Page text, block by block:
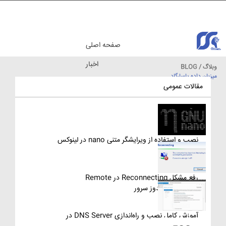
وبلاگ / BLOG
میزبان داده پاسارگاد
صفحه اصلی
اخبار
مقالات عمومی
نصب و استفاده از ویرایشگر متنی nano در لینوکس
رفع مشکل Reconnecting در Remote
Desktop ویندوز سرور
آموزش کامل نصب و راه‌اندازی DNS Server در